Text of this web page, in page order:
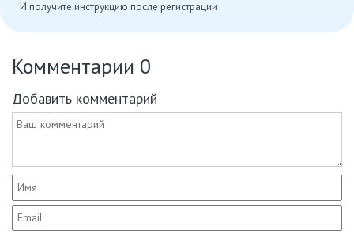
И получите инструкцию после регистрации
Комментарии 0
Добавить комментарий